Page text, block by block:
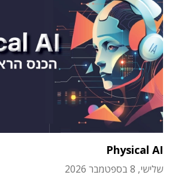
Physical AI
שלישי, 8 בספטמבר 2026